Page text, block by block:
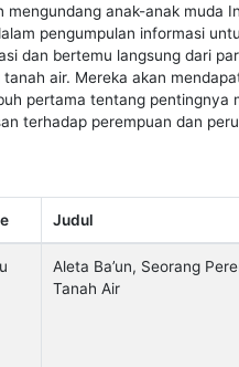
mengundang anak-anak muda
pengumpulan informasi
dan bertemu langsung dari
air. Mereka akan
pertama tentang pentingnya
terhadap perempuan dan
Judul
Aleta Ba’un, Seorang
Tanah Air